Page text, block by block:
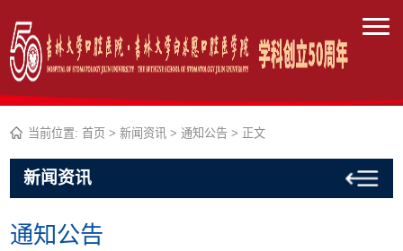
当前位置:首页 >新闻资讯 >通知公告 > 正文
新闻资讯
通知公告